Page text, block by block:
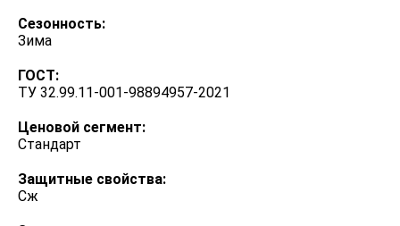
Сезонность:
Зима
ГОСТ:
ТУ 32.99.11-001-98894957-2021
Ценовой сегмент:
Стандарт
Защитные свойства:
Сж